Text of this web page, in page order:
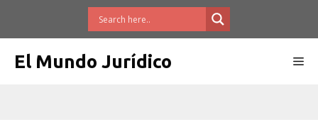
El Mundo Jurídico